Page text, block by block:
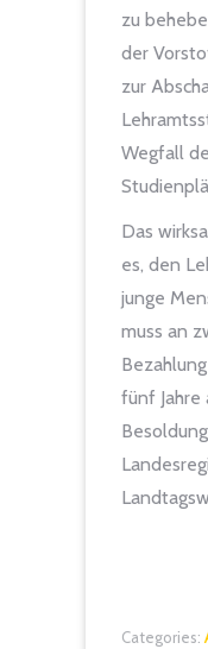
zu
der
zur
Wegfall
Das
es, den
junge
muss an
fünf Jahre
Categories: